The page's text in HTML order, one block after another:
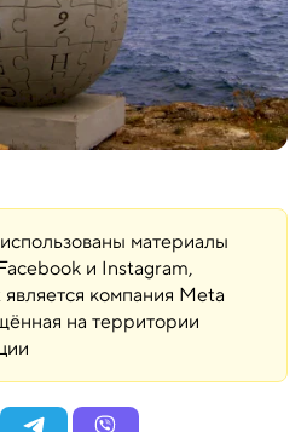
материалы
и Instagram,
компания Meta
на территории